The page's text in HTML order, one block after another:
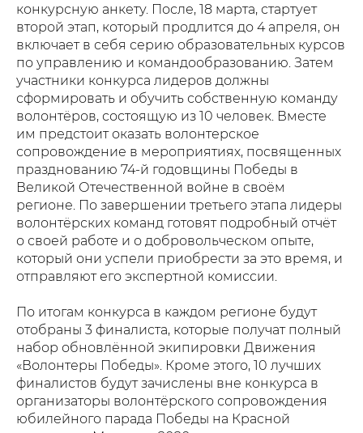
конкурсную анкету. После, 18 марта, стартует
второй этап, который продлится до 4 апреля, он
включает в себя серию образовательных курсов
по управлению и командообразованию. Затем
участники конкурса лидеров должны
сформировать и обучить собственную команду
волонтёров, состоящую из 10 человек. Вместе
им предстоит оказать волонтерское
сопровождение в мероприятиях, посвященных
празднованию 74-й годовщины Победы в
Великой Отечественной войне в своём
регионе. По завершении третьего этапа лидеры
волонтёрских команд готовят подробный отчёт
о своей работе и о добровольческом опыте,
который они успели приобрести за это время, и
отправляют его экспертной комиссии.
По итогам конкурса в каждом регионе будут
отобраны 3 финалиста, которые получат полный
набор обновлённой экипировки Движения
«Волонтеры Победы». Кроме этого, 10 лучших
финалистов будут зачислены вне конкурса в
организаторы волонтёрского сопровождения
юбилейного парада Победы на Красной